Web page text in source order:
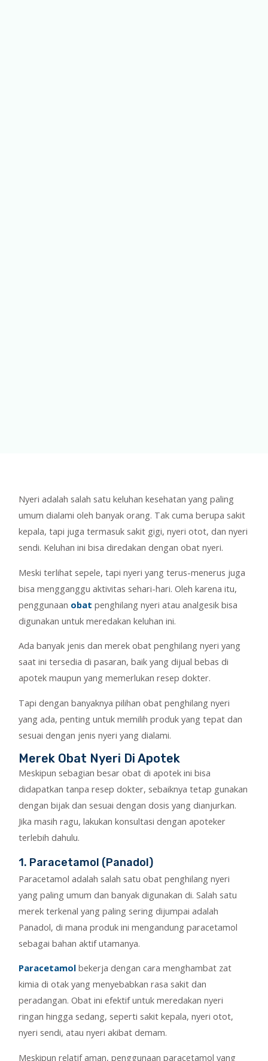
Nyeri adalah salah satu keluhan kesehatan yang paling
umum dialami oleh banyak orang. Tak cuma berupa sakit
kepala, tapi juga termasuk sakit gigi, nyeri otot, dan nyeri
sendi. Keluhan ini bisa diredakan dengan obat nyeri.
Meski terlihat sepele, tapi nyeri yang terus-menerus juga
bisa mengganggu aktivitas sehari-hari. Oleh karena itu,
penggunaan obat penghilang nyeri atau analgesik bisa
digunakan untuk meredakan keluhan ini.
Ada banyak jenis dan merek obat penghilang nyeri yang
saat ini tersedia di pasaran, baik yang dijual bebas di
apotek maupun yang memerlukan resep dokter.
Tapi dengan banyaknya pilihan obat penghilang nyeri
yang ada, penting untuk memilih produk yang tepat dan
sesuai dengan jenis nyeri yang dialami.
Merek Obat Nyeri Di Apotek
Meskipun sebagian besar obat di apotek ini bisa
didapatkan tanpa resep dokter, sebaiknya tetap gunakan
dengan bijak dan sesuai dengan dosis yang dianjurkan.
Jika masih ragu, lakukan konsultasi dengan apoteker
terlebih dahulu.
1. Paracetamol (Panadol)
Paracetamol adalah salah satu obat penghilang nyeri
yang paling umum dan banyak digunakan di. Salah satu
merek terkenal yang paling sering dijumpai adalah
Panadol, di mana produk ini mengandung paracetamol
sebagai bahan aktif utamanya.
Paracetamol bekerja dengan cara menghambat zat
kimia di otak yang menyebabkan rasa sakit dan
peradangan. Obat ini efektif untuk meredakan nyeri
ringan hingga sedang, seperti sakit kepala, nyeri otot,
nyeri sendi, atau nyeri akibat demam.
Meskipun relatif aman, penggunaan paracetamol yang